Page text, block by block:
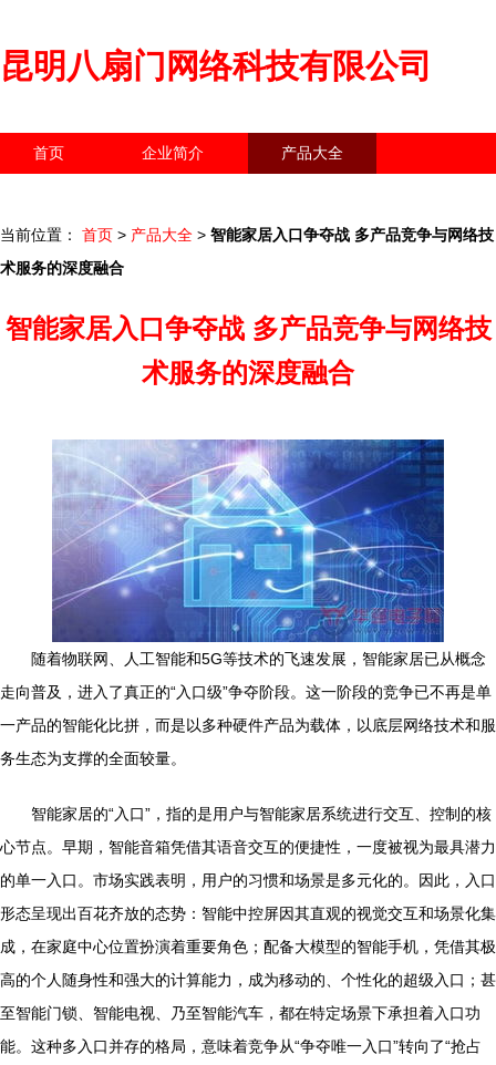
昆明八扇门网络科技有限公司
首页 企业简介 产品大全
当前位置： 首页 > 产品大全 > 智能家居入口争夺战 多产品竞争与网络技
术服务的深度融合
智能家居入口争夺战 多产品竞争与网络技
术服务的深度融合
随着物联网、人工智能和5G等技术的飞速发展，智能家居已从概念
走向普及，进入了真正的“入口级”争夺阶段。这一阶段的竞争已不再是单
一产品的智能化比拼，而是以多种硬件产品为载体，以底层网络技术和服
务生态为支撑的全面较量。
智能家居的“入口”，指的是用户与智能家居系统进行交互、控制的核
心节点。早期，智能音箱凭借其语音交互的便捷性，一度被视为最具潜力
的单一入口。市场实践表明，用户的习惯和场景是多元化的。因此，入口
形态呈现出百花齐放的态势：智能中控屏因其直观的视觉交互和场景化集
成，在家庭中心位置扮演着重要角色；配备大模型的智能手机，凭借其极
高的个人随身性和强大的计算能力，成为移动的、个性化的超级入口；甚
至智能门锁、智能电视、乃至智能汽车，都在特定场景下承担着入口功
能。这种多入口并存的格局，意味着竞争从“争夺唯一入口”转向了“抢占